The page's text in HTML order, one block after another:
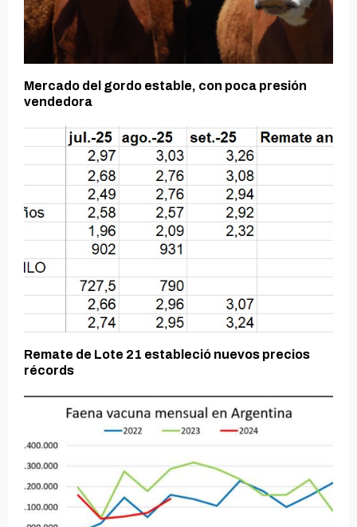
Mercado del gordo estable, con poca presión
vendedora
Remate de Lote 21 estableció nuevos precios
récords